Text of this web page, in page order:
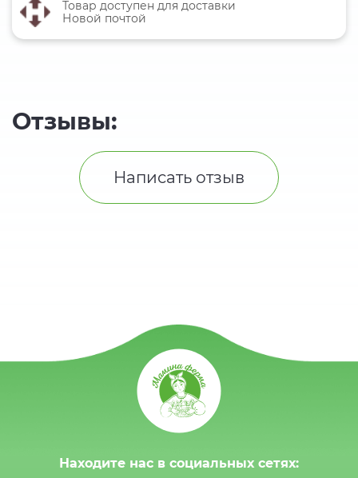
Товар доступен для доставки
Новой почтой
Отзывы:
Написать отзыв
Находите нас в социальных сетях: